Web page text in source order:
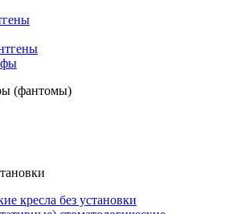
(фантомы)
кресла без установки